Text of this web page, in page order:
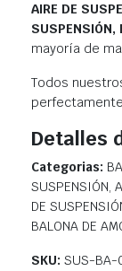
AIRE DE
SUSPENSIÓN,
mayoría de
Todos
Detalles
Categorias:
SUSPENSIÓN,
DE
BALONA DE
SKU: SUS-BA-